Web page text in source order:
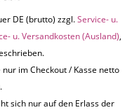
DE (brutto) zzgl.Service- u.
u. Versandkosten (Ausland),
im Checkout / Kasse netto
sich nur auf den Erlass der